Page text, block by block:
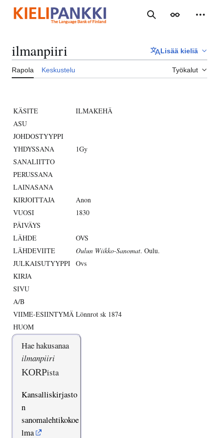
sisältöön
Haku Ulkoasu
ilmanpiiri Lisää kieliä
Rapola Keskustelu Työkalut
KÄSITE
ILMAKEHÄ
ASU
JOHDOSTYYPPI
YHDYSSANA
1Gy
SANALIITTO
PERUSSANA
LAINASANA
KIRJOITTAJA
Anon
VUOSI
1830
PÄIVÄYS
LÄHDE
OVS
LÄHDEVIITE
Oulun Wiikko-Sanomat. Oulu.
JULKAISUTYYPPI Ovs
KIRJA
SIVU
A/B
VIIME-ESIINTYMÄ Lönnrot sk 1874
HUOM
Hae hakusanaa
ilmanpiiri
KORPista
Kansalliskirjasto
n
sanomalehtikokoe
lma